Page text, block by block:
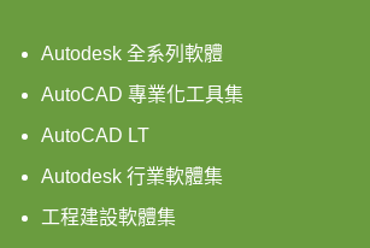
Autodesk 全系列軟體
AutoCAD 專業化工具集
AutoCAD LT
Autodesk 行業軟體集
工程建設軟體集